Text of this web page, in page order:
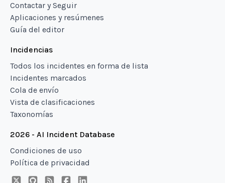
Contactar y Seguir
Aplicaciones y resúmenes
Guía del editor
Incidencias
Todos los incidentes en forma de lista
Incidentes marcados
Cola de envío
Vista de clasificaciones
Taxonomías
2026 - AI Incident Database
Condiciones de uso
Política de privacidad